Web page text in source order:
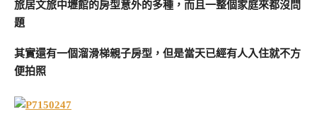
旅居文旅中壢館的房型意外的多種，而且一整個家庭來都沒問
題
其實還有一個溜滑梯親子房型，但是當天已經有人入住就不方
便拍照